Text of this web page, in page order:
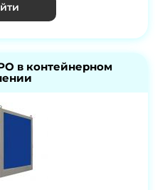
в контейнерном